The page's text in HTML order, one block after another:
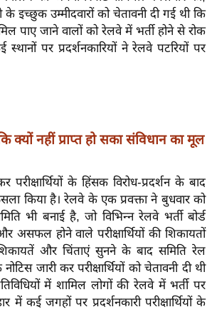
इच्छुक उम्मीदवारों को चेतावनी दी गई थी कि
पाए जाने वालों को रेलवे में भर्ती होने से रोक
पर प्रदर्शनकारियों ने रेलवे पटरियों पर
नहीं प्राप्त हो सका संविधान का मूल
के हिंसक विरोध-प्रदर्शन के बाद
किया है। रेलवे के एक प्रवक्ता ने बुधवार को
भी बनाई है, जो विभिन्न रेलवे भर्ती बोर्ड
होने वाले परीक्षार्थियों की शिकायतों
शिकायतें और चिंताएं सुनने के बाद समिति रेल
जारी कर परीक्षार्थियों को चेतावनी दी थी
में शामिल लोगों की रेलवे में भर्ती पर
कई जगहों पर प्रदर्शनकारी परीक्षार्थियों के